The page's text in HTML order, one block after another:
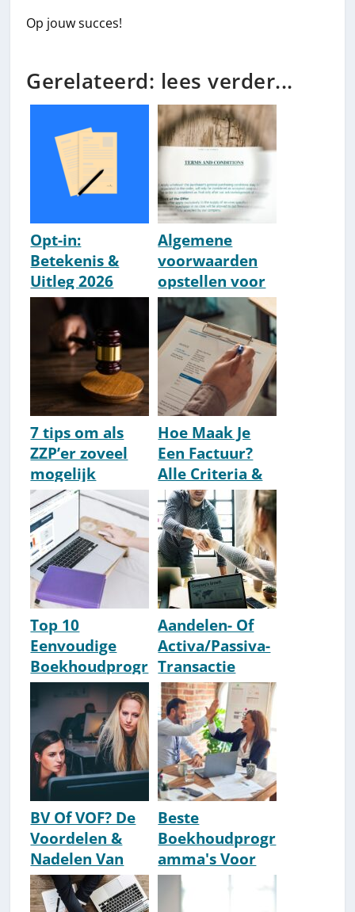
Op jouw succes!
Gerelateerd: lees verder...
Opt-in:
Betekenis &
Uitleg 2026
Algemene
voorwaarden
opstellen voor
een webshop
[HowTo]
7 tips om als
ZZP’er zoveel
mogelijk
risico’s te
vermijden [pas
op]
Hoe Maak Je
Een Factuur?
Alle Criteria &
Template [2026]
Top 10
Eenvoudige
Boekhoudprogr
amma's
[Simpel] [2026]
Aandelen- Of
Activa/Passiva-
Transactie
Beter Bij
Bedrijfsoverna
me?
BV Of VOF? De
Voordelen &
Nadelen Van
Deze
Rechtsvormen
Beste
Boekhoudprogr
amma's Voor
ZZP'ers [2026
Getest]